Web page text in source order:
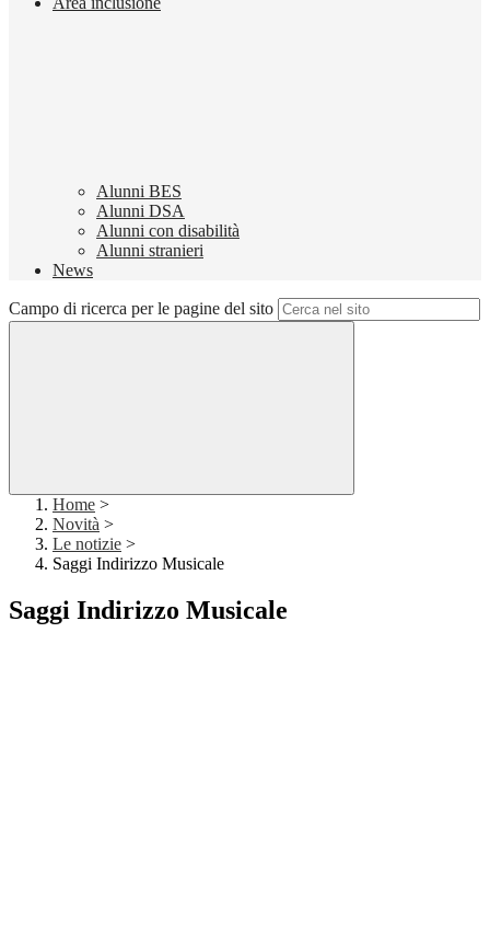
Alunni BES
Alunni DSA
Alunni con disabilità
Alunni stranieri
News
Campo di ricerca per le pagine del sito
Home >
Novità >
Le notizie >
Saggi Indirizzo Musicale
Saggi Indirizzo Musicale